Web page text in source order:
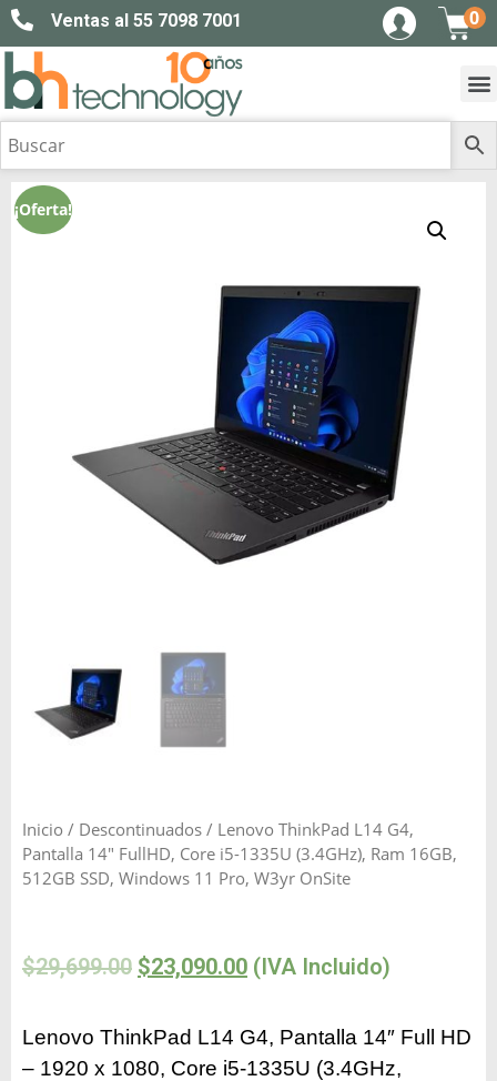
Ventas al 55 7098 7001 0
¡Oferta!
Inicio / Descontinuados / Lenovo ThinkPad L14 G4,
Pantalla 14″ FullHD, Core i5-1335U (3.4GHz), Ram 16GB,
512GB SSD, Windows 11 Pro, W3yr OnSite
$29,699.00 $23,090.00 (IVA Incluido)
Lenovo ThinkPad L14 G4, Pantalla 14″ Full HD
– 1920 x 1080, Core i5-1335U (3.4GHz,